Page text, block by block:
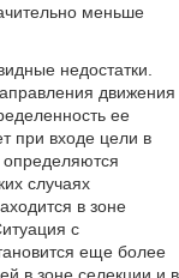
меньше
недостатки.
движения
ее
при входе цели в
определяются
случаях
в зоне
с
еще более